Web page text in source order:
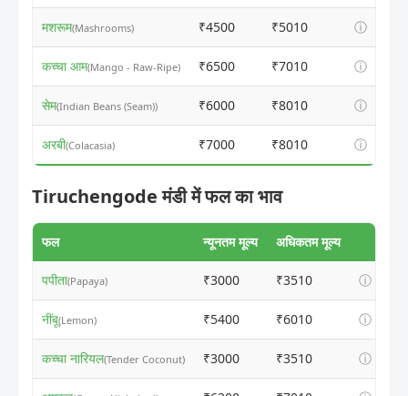
मशरूम(Mashrooms) ₹4500 ₹5010 ⓘ
कच्चा आम(Mango - Raw-Ripe) ₹6500 ₹7010 ⓘ
सेम(Indian Beans (Seam)) ₹6000 ₹8010 ⓘ
अरबी(Colacasia) ₹7000 ₹8010 ⓘ
Tiruchengode मंडी में फल का भाव
फल न्यूनतम मूल्य अधिकतम मूल्य
पपीता(Papaya) ₹3000 ₹3510 ⓘ
नींबू(Lemon) ₹5400 ₹6010 ⓘ
कच्चा नारियल(Tender Coconut) ₹3000 ₹3510 ⓘ